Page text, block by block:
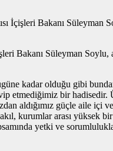
İçişleri Bakanı
Bakanı Süleyman
kadar olduğu gibi
etmediğimiz bir
aldığımız güçle aile
kurumlar arası
yetki ve